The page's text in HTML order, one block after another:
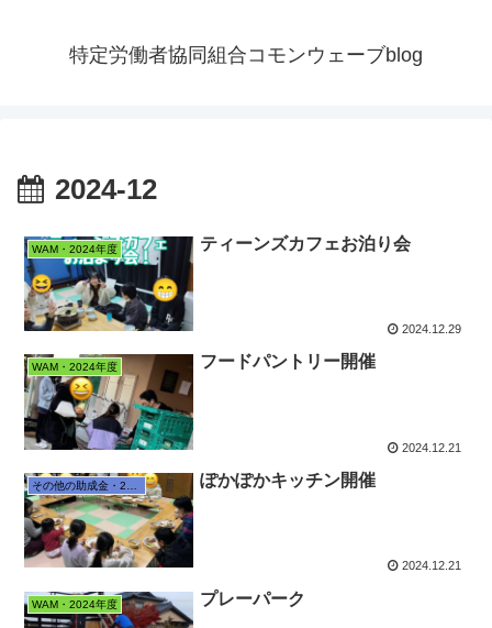
特定労働者協同組合コモンウェーブblog
2024-12
WAM・2024年度 ティーンズカフェお泊り会
2024.12.29
WAM・2024年度 フードパントリー開催
2024.12.21
ぽかぽかキッチン開催
2024.12.21
WAM・2024年度 プレーパーク